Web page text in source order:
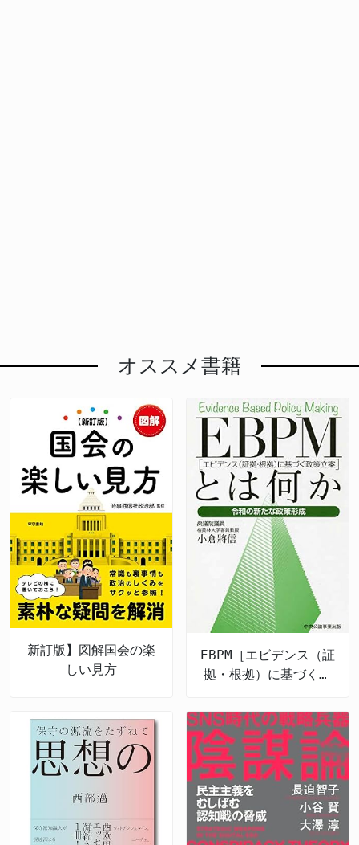
オススメ書籍
新訂版】図解国会の楽
しい見方
EBPM［エビデンス（証
拠・根拠）に基づく政
和の新たな政策形成